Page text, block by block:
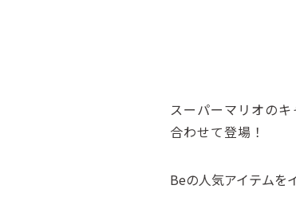
スーパーマリオの
合わせて登場！
Beの人気アイテムを